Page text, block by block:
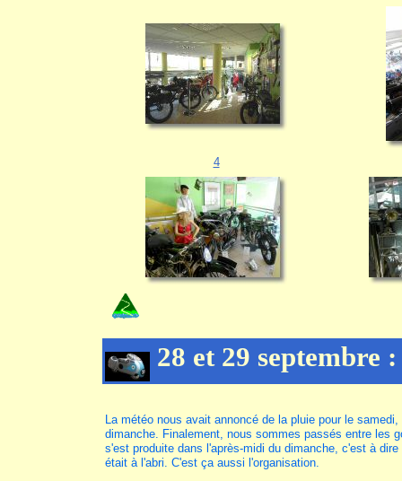
4
28 et 29 septembre
La météo nous avait annoncé de la pluie pour le
dimanche. Finalement, nous sommes passés entre les
s'est produite dans l'après-midi du dimanche, c'est à
était à l'abri. C'est ça aussi l'organisation.